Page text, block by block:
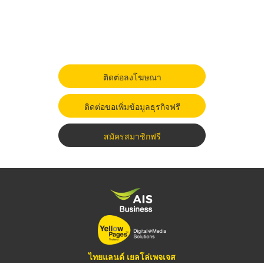
ติดต่อลงโฆษณา
ติดต่อขอเพิ่มข้อมูลธุรกิจฟรี
สมัครสมาชิกฟรี
ไทยแลนด์ เยลโล่เพจเจส